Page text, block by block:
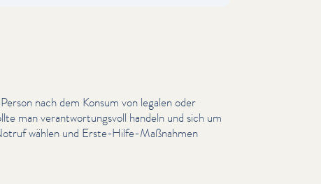
nach dem Konsum von legalen oder
man ver­ant­wor­tungsvoll handeln und sich um
wählen und Erste-Hilfe-Maßnahmen